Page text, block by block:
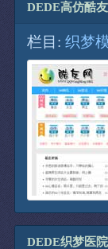
DEDE高仿酷
栏目: 织梦
DEDE织梦医